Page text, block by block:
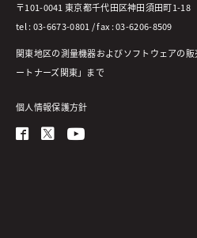
〒101-0041 東京都千代田区神田須田町1-18
tel : 03-6673-0801 / fax : 03-6206-8509
関東地区の測量機器およびソフトウェアの
ートナーズ関東」まで
個人情報保護方針